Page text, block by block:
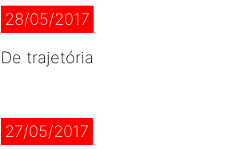
28/05/2017
De trajetória
27/05/2017